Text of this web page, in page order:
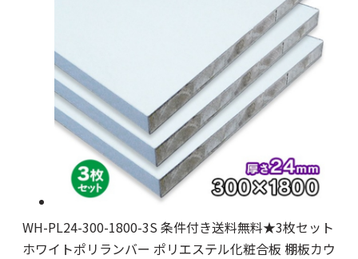
WH-PL24-300-1800-3S 条件付き送料無料★3枚セット
ホワイトポリランバー ポリエステル化粧合板 棚板カウ